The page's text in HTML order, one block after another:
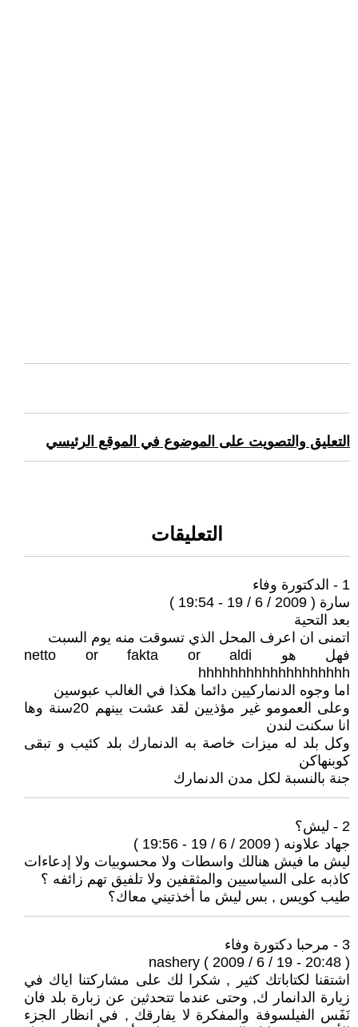
التعليق والتصويت على الموضوع في الموقع الرئيسي
التعليقات
1 - الدكتورة وفاء
سارة ( 2009 / 6 / 19 - 19:54 )
بعد التحية
اتمنى ان اعرف المحل الذي تسوقت منه يوم السبت
فهل هو netto or fakta or aldi
hhhhhhhhhhhhhhhhhhh
اما وجوه الدنماركيين دائما هكذا في الغالب عبوسين
وعلى العمومو غير مؤذيين لقد عشت بينهم 20سنة وها
انا سكنت لندن
وكل بلد له ميزات خاصة به الدنمارك بلد كئيب و تبقى
كوبنهاكن
جنة بالنسبة لكل مدن الدنمارك
2 - ليش؟
جهاد علاونه ( 2009 / 6 / 19 - 19:56 )
ليش ما فيش هنالك واسطات ولا محسوبيات ولا إدعاءات
كاذبه على السياسيين والمثقفين ولا تلفيق تهم زائفه ؟
طيب كويس , بس ليش ما أخذتيني معاك؟
3 - مرحبا دكتورة وفاء
nashery ( 2009 / 6 / 19 - 20:48 )
اشتقنا لكتاباتك كثير , شكرا لك على مشاركتنا اياك في
زيارة الدانمار ك, وحتى عندما تتحدثين عن زبارة بلد فان
نَفَس الفيلسوفة والمفكرة لا يفارقك , في انظار الجزء